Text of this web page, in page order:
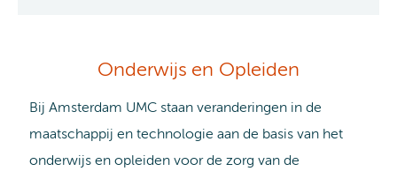
Onderwijs en Opleiden
Bij Amsterdam UMC staan veranderingen in de
maatschappij en technologie aan de basis van het
onderwijs en opleiden voor de zorg van de